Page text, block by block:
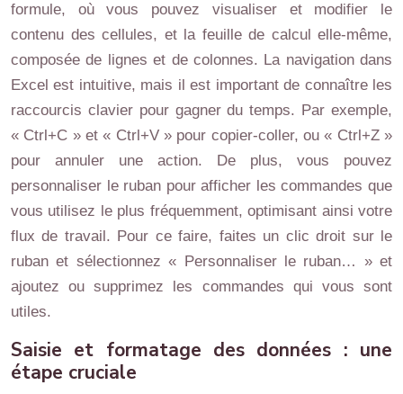
formule, où vous pouvez visualiser et modifier le
contenu des cellules, et la feuille de calcul elle-même,
composée de lignes et de colonnes. La navigation dans
Excel est intuitive, mais il est important de connaître les
raccourcis clavier pour gagner du temps. Par exemple,
« Ctrl+C » et « Ctrl+V » pour copier-coller, ou « Ctrl+Z »
pour annuler une action. De plus, vous pouvez
personnaliser le ruban pour afficher les commandes que
vous utilisez le plus fréquemment, optimisant ainsi votre
flux de travail. Pour ce faire, faites un clic droit sur le
ruban et sélectionnez « Personnaliser le ruban… » et
ajoutez ou supprimez les commandes qui vous sont
utiles.
Saisie et formatage des données : une
étape cruciale